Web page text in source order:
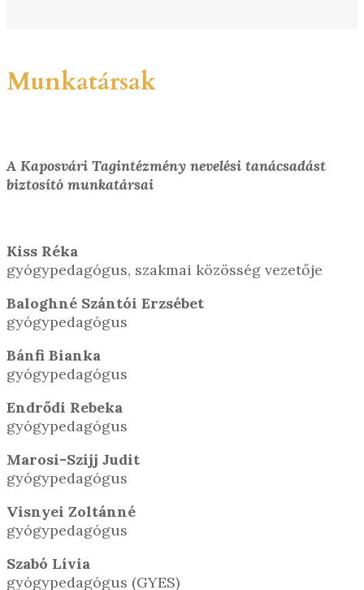
Munkatársak
A Kaposvári Tagintézmény nevelési tanácsadást
biztosító munkatársai
Kiss Réka
gyógypedagógus, szakmai közösség vezetője
Baloghné Szántói Erzsébet
gyógypedagógus
Bánfi Bianka
gyógypedagógus
Endrődi Rebeka
gyógypedagógus
Marosi-Szijj Judit
gyógypedagógus
Visnyei Zoltánné
gyógypedagógus
Szabó Lívia
gyógypedagógus (GYES)